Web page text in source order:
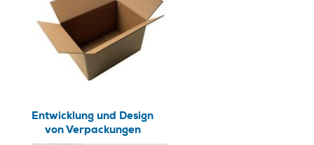
Entwicklung und Design
von Verpackungen